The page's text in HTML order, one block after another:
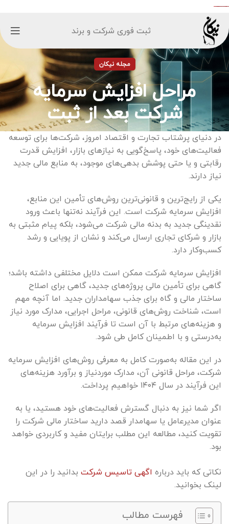
ثبت فوری شرکت و برند
مجله نیکان
مراحل افزایش سرمایه
شرکت بعد از ثبت
در دنیای پرشتاب تجارت و اقتصاد امروز، شرکت‌ها برای توسعه
فعالیت‌های خود، پاسخ‌گویی به نیازهای بازار، افزایش قدرت
رقابتی و یا حتی پوشش بدهی‌های موجود، به منابع مالی جدید
نیاز دارند.
یکی از رایج‌ترین و قانونی‌ترین روش‌های تأمین این منابع،
افزایش سرمایه شرکت است. این فرآیند نه‌تنها باعث ورود
نقدینگی جدید به بدنه مالی شرکت می‌شود، بلکه پیام مثبتی به
بازار و شرکای تجاری ارسال می‌کند و نشان از پویایی و رشد
کسب‌وکار دارد.
افزایش سرمایه شرکت ممکن است دلایل مختلفی داشته باشد؛
گاهی برای تأمین مالی پروژه‌های جدید، گاهی برای اصلاح
ساختار مالی و گاه برای جذب سهامداران جدید. اما آنچه مهم
است، شناخت روش‌های قانونی، مراحل اجرایی، مدارک مورد نیاز
و هزینه‌های مرتبط با آن است تا فرآیند افزایش سرمایه
به‌درستی و با اطمینان کامل طی شود.
در این مقاله به‌صورت کامل به معرفی روش‌های افزایش سرمایه
شرکت، مراحل قانونی آن، مدارک موردنیاز و برآورد هزینه‌های
این فرآیند در سال ۱۴۰۴ خواهیم پرداخت.
اگر شما نیز به دنبال گسترش فعالیت‌های خود هستید، یا به
عنوان مدیرعامل یا سهامدار قصد دارید ساختار مالی شرکت را
تقویت کنید، مطالعه این مطلب برایتان مفید و کاربردی خواهد
بود.
نکاتی که باید درباره اگهی تاسیس شرکت بدانید را در این
لینک بخوانید.
فهرست مطالب